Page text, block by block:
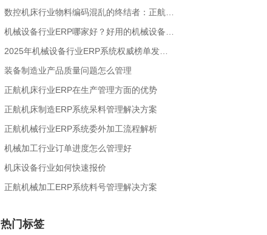
装备制造业产品质量问题怎么管理
正航机床行业ERP在生产管理方面的优势
正航机床制造ERP系统呆料管理解决方案
正航机械行业ERP系统委外加工流程解析
机械加工行业订单进度怎么管理好
​机床设备行业如何快速报价
正航机械加工ERP系统料号管理解决方案
热门标签